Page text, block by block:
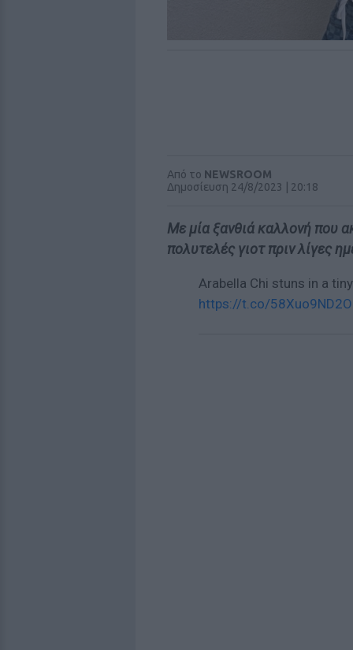
Από το NEWSROOM
Δημοσίευση 24/8/2023 | 20:18
Με μία ξανθιά καλλονή που
πολυτελές γιοτ πριν λίγες
Arabella Chi stuns in a
https://t.co/58Xuo9ND2O